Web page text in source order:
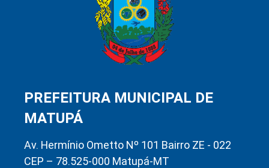
PREFEITURA MUNICIPAL DE
MATUPÁ
Av. Hermínio Ometto Nº 101 Bairro ZE - 022
CEP – 78.525-000 Matupá-MT